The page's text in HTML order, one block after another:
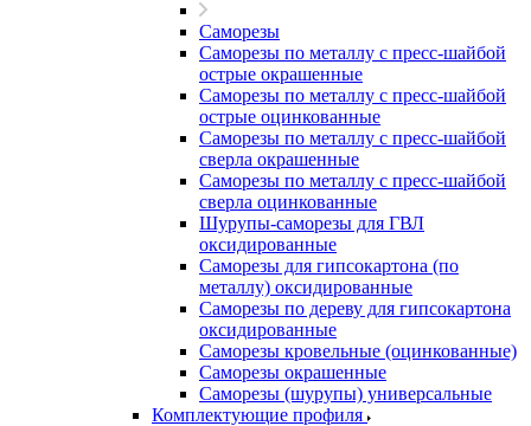
Саморезы
Саморезы по металлу с пресс-шайбой
острые окрашенные
Саморезы по металлу с пресс-шайбой
острые оцинкованные
Саморезы по металлу с пресс-шайбой
сверла окрашенные
Саморезы по металлу с пресс-шайбой
сверла оцинкованные
Шурупы-саморезы для ГВЛ
оксидированные
Саморезы для гипсокартона (по
металлу) оксидированные
Саморезы по дереву для гипсокартона
оксидированные
Саморезы кровельные (оцинкованные)
Саморезы окрашенные
Саморезы (шурупы) универсальные
Комплектующие профиля